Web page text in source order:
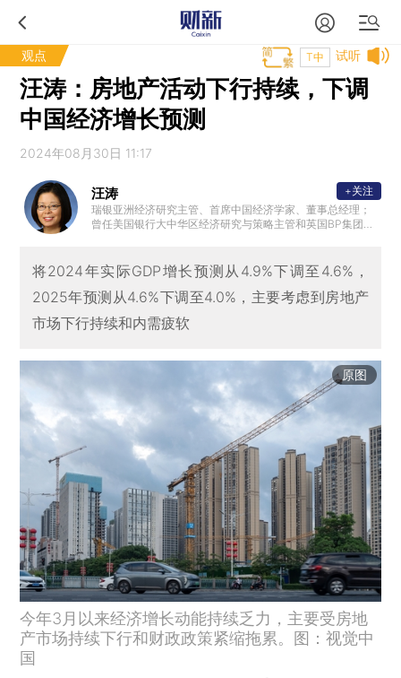
观点 试听
T中
汪涛：房地产活动下行持续，下调
中国经济增长预测
2024年08月30日 11:17
汪涛
瑞银亚洲经济研究主管、首席中国经济学家、董事总经理；
曾任美国银行大中华区经济研究与策略主管和英国BP集团首
位。
+关注
将2024年实际GDP增长预测从4.9%下调至4.6%，
2025年预测从4.6%下调至4.0%，主要考虑到房地产
市场下行持续和内需疲软
原图
今年3月以来经济增长动能持续乏力，主要受房地
产市场持续下行和财政政策紧缩拖累。图：视觉中
国